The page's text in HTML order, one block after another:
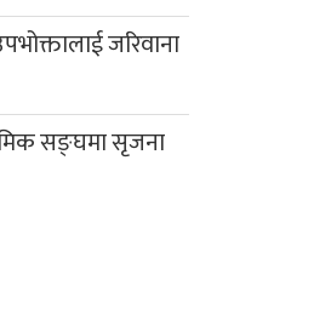
जरिवाना
सङ्घमा सृजना